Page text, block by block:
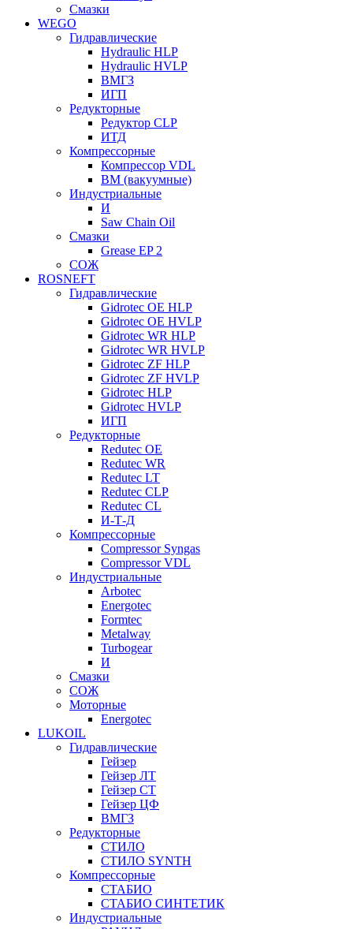
Смазки
WEGO
Гидравлические
Hydraulic HLP
Hydraulic HVLP
ВМГЗ
ИГП
Редукторные
Редуктор CLP
ИТД
Компрессорные
Компрессор VDL
ВМ (вакуумные)
Индустриальные
И
Saw Chain Oil
Смазки
Grease EP 2
СОЖ
ROSNEFT
Гидравлические
Gidrotec OE HLP
Gidrotec OE HVLP
Gidrotec WR HLP
Gidrotec WR HVLP
Gidrotec ZF HLP
Gidrotec ZF HVLP
Gidrotec HLP
Gidrotec HVLP
ИГП
Редукторные
Redutec OE
Redutec WR
Redutec LT
Redutec CLP
Redutec CL
И-Т-Д
Компрессорные
Compressor Syngas
Compressor VDL
Индустриальные
Arbotec
Energotec
Formtec
Metalway
Turbogear
И
Смазки
СОЖ
Моторные
Energotec
LUKOIL
Гидравлические
Гейзер
Гейзер ЛТ
Гейзер СТ
Гейзер ЦФ
ВМГЗ
Редукторные
СТИЛО
СТИЛО SYNTH
Компрессорные
СТАБИО
СТАБИО СИНТЕТИК
Индустриальные